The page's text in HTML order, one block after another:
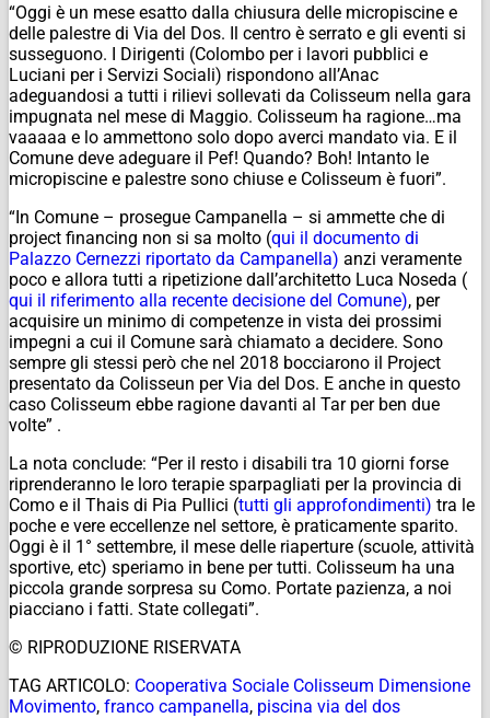
“Oggi è un mese esatto dalla chiusura delle micropiscine e
delle palestre di Via del Dos. Il centro è serrato e gli eventi si
susseguono. I Dirigenti (Colombo per i lavori pubblici e
Luciani per i Servizi Sociali) rispondono all’Anac
adeguandosi a tutti i rilievi sollevati da Colisseum nella gara
impugnata nel mese di Maggio. Colisseum ha ragione…ma
vaaaaa e lo ammettono solo dopo averci mandato via. E il
Comune deve adeguare il Pef! Quando? Boh! Intanto le
micropiscine e palestre sono chiuse e Colisseum è fuori”.
“In Comune – prosegue Campanella – si ammette che di
project financing non si sa molto (qui il documento di
Palazzo Cernezzi riportato da Campanella) anzi veramente
poco e allora tutti a ripetizione dall’architetto Luca Noseda (
qui il riferimento alla recente decisione del Comune), per
acquisire un minimo di competenze in vista dei prossimi
impegni a cui il Comune sarà chiamato a decidere. Sono
sempre gli stessi però che nel 2018 bocciarono il Project
presentato da Colisseun per Via del Dos. E anche in questo
caso Colisseum ebbe ragione davanti al Tar per ben due
volte” .
La nota conclude: “Per il resto i disabili tra 10 giorni forse
riprenderanno le loro terapie sparpagliati per la provincia di
Como e il Thais di Pia Pullici (tutti gli approfondimenti) tra le
poche e vere eccellenze nel settore, è praticamente sparito.
Oggi è il 1° settembre, il mese delle riaperture (scuole, attività
sportive, etc) speriamo in bene per tutti. Colisseum ha una
piccola grande sorpresa su Como. Portate pazienza, a noi
piacciano i fatti. State collegati”.
© RIPRODUZIONE RISERVATA
TAG ARTICOLO: Cooperativa Sociale Colisseum Dimensione
Movimento, franco campanella, piscina via del dos